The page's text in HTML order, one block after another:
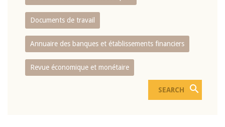
Documents de travail
Annuaire des banques et établissements financiers
Revue économique et monétaire